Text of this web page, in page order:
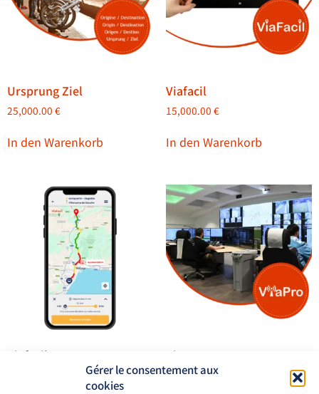
Gérer le consentement aux
cookies
Ursprung Ziel
25,000.00 €
In den Warenkorb
Viafacil
15,000.00 €
In den Warenkorb
Viafacil Bus Viapro
15,000.00€